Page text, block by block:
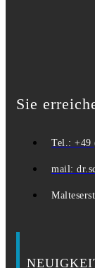
Sie
Tel.: +49
mail: